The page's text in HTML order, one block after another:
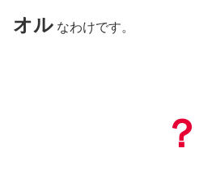
オル なわけです。
？